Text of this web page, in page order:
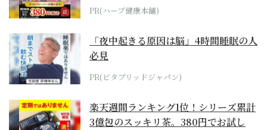
PR(ハーブ健康本舗)
「夜中起きる原因は脳」4時間睡眠の人
必見
PR(ビタブリッドジャパン)
楽天週間ランキング1位！シリーズ累計
3億包のスッキリ茶。380円でお試し